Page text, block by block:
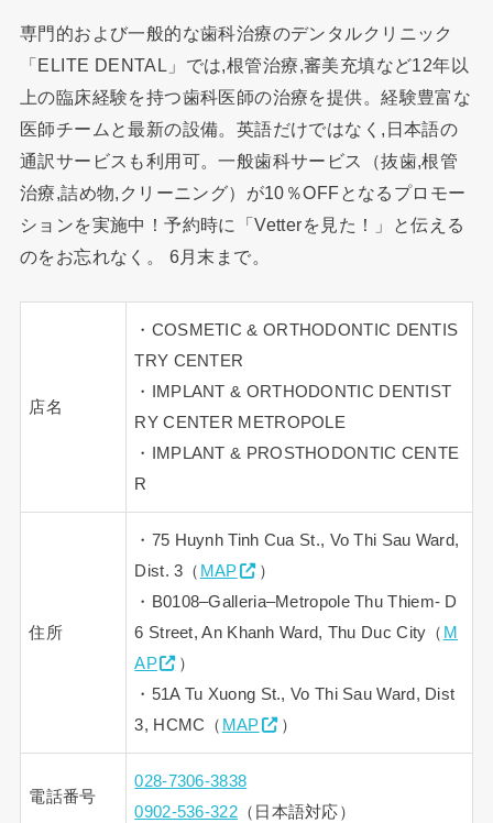
専門的および一般的な歯科治療のデンタルクリニック
「ELITE DENTAL」では,根管治療,審美充填など12年以
上の臨床経験を持つ歯科医師の治療を提供。経験豊富な
医師チームと最新の設備。英語だけではなく,日本語の
通訳サービスも利用可。一般歯科サービス（抜歯,根管
治療,詰め物,クリーニング）が10％OFFとなるプロモー
ションを実施中！予約時に「Vetterを見た！」と伝える
のをお忘れなく。 6月末まで。
店名
・COSMETIC & ORTHODONTIC DENTIS
TRY CENTER
・IMPLANT & ORTHODONTIC DENTIST
RY CENTER METROPOLE
・IMPLANT & PROSTHODONTIC CENTE
R
住所
・75 Huynh Tinh Cua St., Vo Thi Sau Ward,
Dist. 3（ MAP
）
・B0108–Galleria–Metropole Thu Thiem- D
6 Street, An Khanh Ward, Thu Duc City（ M
AP
）
・51A Tu Xuong St., Vo Thi Sau Ward, Dist
3, HCMC（ MAP ）
電話番号
028-7306-3838
0902-536-322（日本語対応）